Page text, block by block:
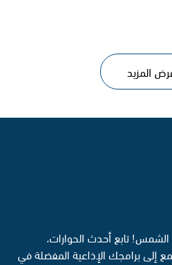
المزيد
تابع أحدث الحوارات،
إلى برامجك الإذاعية المفضلة في